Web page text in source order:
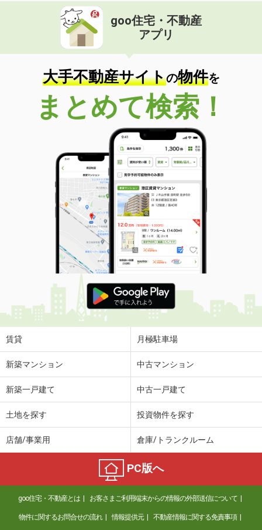
goo住宅・不動産
アプリ
大手不動産サイトの物件を
まとめて検索！
賃貸 月極駐車場
新築マンション 中古マンション
新築一戸建て 中古一戸建て
土地を探す 投資物件を探す
店舗/事業用 倉庫/トランクルーム
PC版へ
goo住宅・不動産とは お客さまご利用端末からの情報の外部送信について
物件に関するお問合せの流れ 情報提供元 不動産情報に関する免責事項